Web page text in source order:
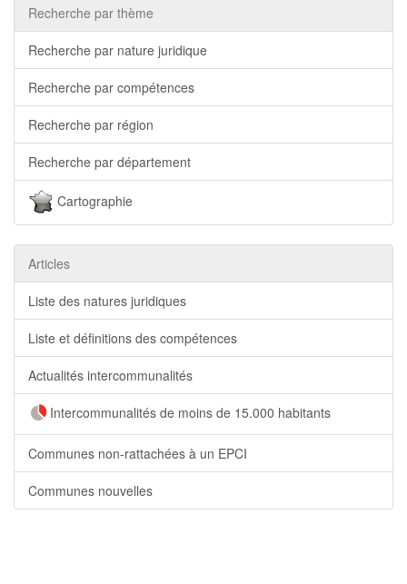
Recherche par thème
Recherche par nature juridique
Recherche par compétences
Recherche par région
Recherche par département
Cartographie
Articles
Liste des natures juridiques
Liste et définitions des compétences
Actualités intercommunalités
Intercommunalités de moins de 15.000 habitants
Communes non-rattachées à un EPCI
Communes nouvelles